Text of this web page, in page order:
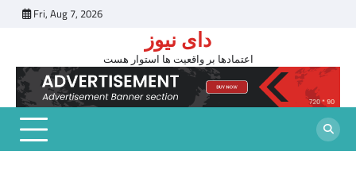
Fri, Aug 7, 2026
دای نیوز
اعتمادها بر واقعیت ها استوار هست